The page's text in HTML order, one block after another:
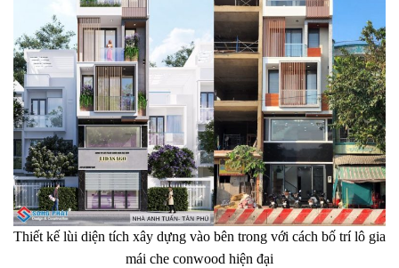
Thiết kế lùi diện tích xây dựng vào bên trong với cách bố trí lô gia
mái che conwood hiện đại